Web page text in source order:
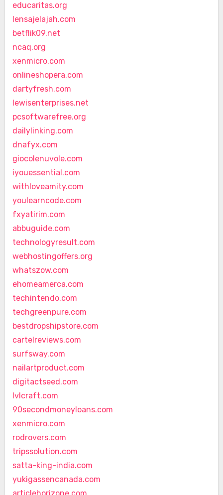
educaritas.org
lensajelajah.com
betflik09.net
ncaq.org
xenmicro.com
onlineshopera.com
dartyfresh.com
lewisenterprises.net
pcsoftwarefree.org
dailylinking.com
dnafyx.com
giocolenuvole.com
iyouessential.com
withloveamity.com
youlearncode.com
fxyatirim.com
abbuguide.com
technologyresult.com
webhostingoffers.org
whatszow.com
ehomeamerca.com
techintendo.com
techgreenpure.com
bestdropshipstore.com
cartelreviews.com
surfsway.com
nailartproduct.com
digitactseed.com
lvlcraft.com
90secondmoneyloans.com
xenmicro.com
rodrovers.com
tripssolution.com
satta-king-india.com
yukigassencanada.com